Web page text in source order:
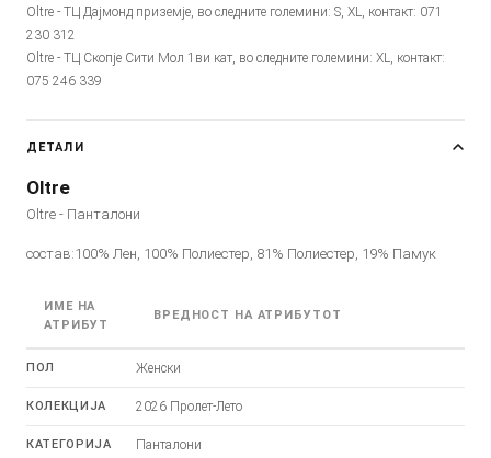
Oltre - ТЦ Дајмонд приземје, во следните големини: S, XL, контакт: 071
230 312
Oltre - ТЦ Скопје Сити Мол 1ви кат, во следните големини: XL, контакт:
075 246 339
ДЕТАЛИ
Oltre
Oltre - Панталони
состав:100% Лен, 100% Полиестер, 81% Полиестер, 19% Памук
ИМЕ НА
АТРИБУТ
ВРЕДНОСТ НА АТРИБУТОТ
ПОЛ Женски
КОЛЕКЦИЈА 2026 Пролет-Лето
КАТЕГОРИЈА Панталони